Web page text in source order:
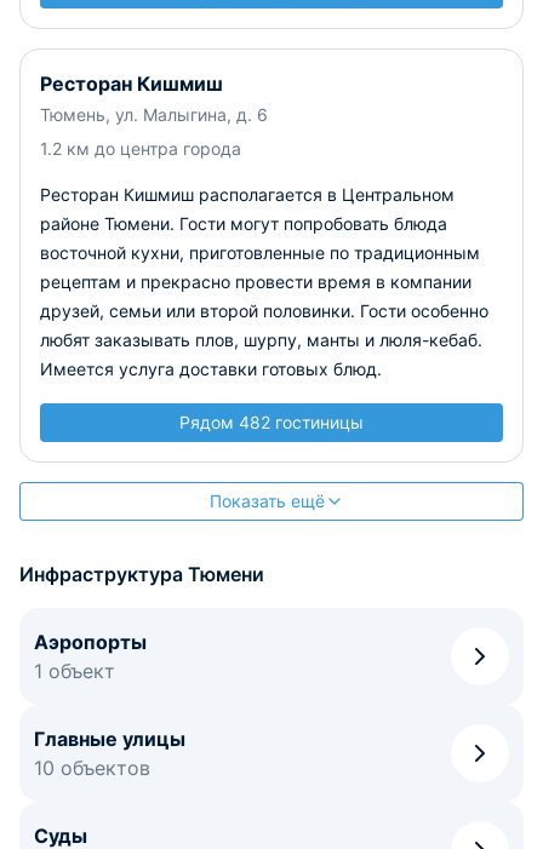
Ресторан Кишмиш
Тюмень, ул. Малыгина, д. 6
1.2 км до центра города
Ресторан Кишмиш располагается в Центральном
районе Тюмени. Гости могут попробовать блюда
восточной кухни, приготовленные по традиционным
рецептам и прекрасно провести время в компании
друзей, семьи или второй половинки. Гости особенно
любят заказывать плов, шурпу, манты и люля-кебаб.
Имеется услуга доставки готовых блюд.
Рядом 482 гостиницы
Показать ещё
Инфраструктура Тюмени
Аэропорты
1 объект
Главные улицы
10 объектов
Суды